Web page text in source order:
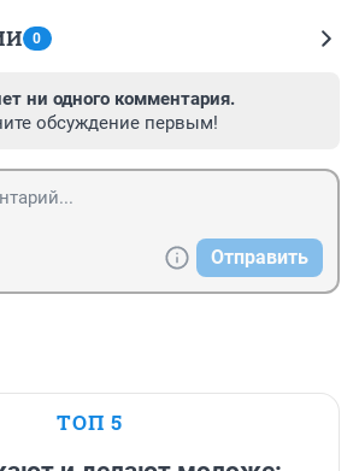
0
ни одного комментария.
обсуждение первым!
Отправить
ТОП 5